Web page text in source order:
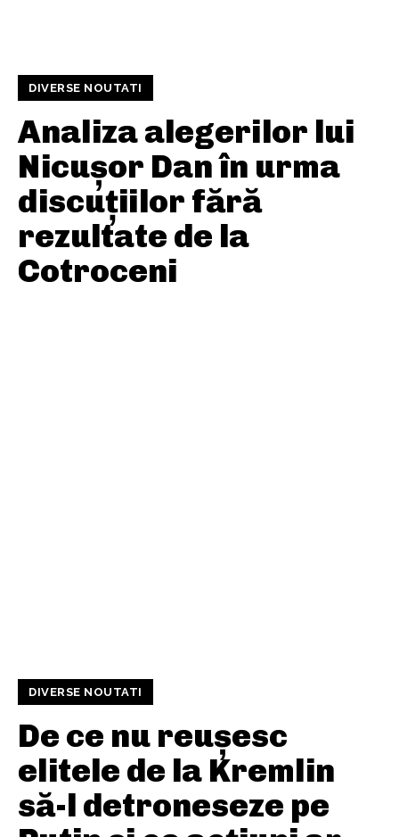
DIVERSE NOUTATI
Analiza alegerilor lui
Nicușor Dan în urma
discuțiilor fără
rezultate de la
Cotroceni
DIVERSE NOUTATI
De ce nu reușesc
elitele de la Kremlin
să-l detroneseze pe